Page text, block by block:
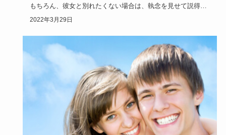
もちろん、彼女と別れたくない場合は、執念を見せて説得し
ますよね。
2022年3月29日